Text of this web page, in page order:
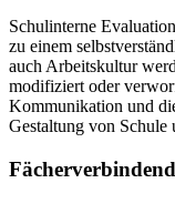
Schulinterne
zu einem
auch Arbeitskultur
modifiziert oder
Kommunikation und
Gestaltung von Schule